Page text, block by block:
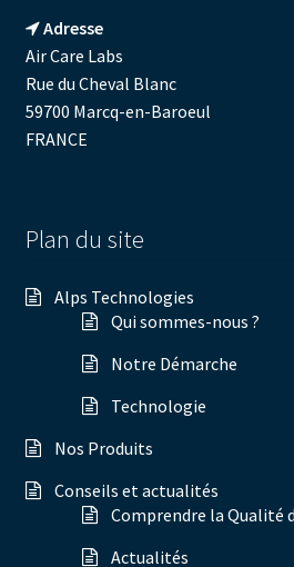
Adresse
Air Care Labs
Rue du Cheval Blanc
59700 Marcq-en-Baroeul
FRANCE
Plan du site
Alps Technologies
Qui sommes-nous ?
Notre Démarche
Technologie
Nos Produits
Conseils et actualités
Comprendre la Qualité
Actualités